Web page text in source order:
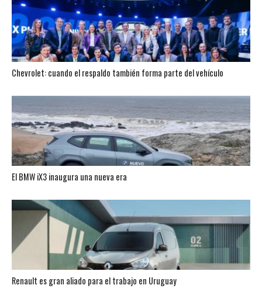
Chevrolet: cuando el respaldo también forma parte del vehículo
El BMW iX3 inaugura una nueva era
Renault es gran aliado para el trabajo en Uruguay